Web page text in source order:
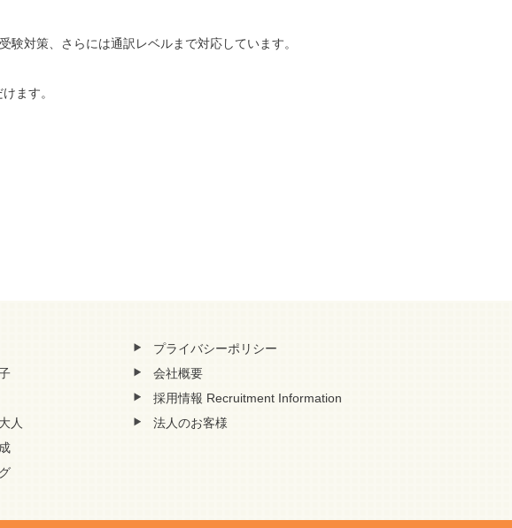
対策、さらには通訳レベルまで対応しています。
ます。
人
プライバシーポリシー
会社概要
採用情報 Recruitment Information
法人のお客様